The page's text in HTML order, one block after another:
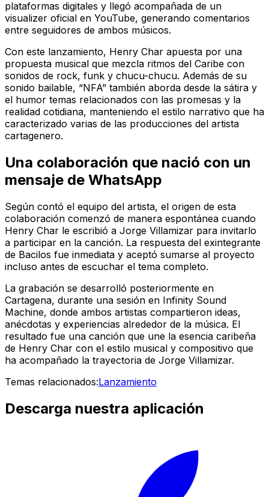
plataformas digitales y llegó acompañada de un
visualizer oficial en YouTube, generando comentarios
entre seguidores de ambos músicos.
Con este lanzamiento, Henry Char apuesta por una
propuesta musical que mezcla ritmos del Caribe con
sonidos de rock, funk y chucu-chucu. Además de su
sonido bailable, “NFA” también aborda desde la sátira y
el humor temas relacionados con las promesas y la
realidad cotidiana, manteniendo el estilo narrativo que ha
caracterizado varias de las producciones del artista
cartagenero.
Una colaboración que nació con un
mensaje de WhatsApp
Según contó el equipo del artista, el origen de esta
colaboración comenzó de manera espontánea cuando
Henry Char le escribió a Jorge Villamizar para invitarlo
a participar en la canción. La respuesta del exintegrante
de Bacilos fue inmediata y aceptó sumarse al proyecto
incluso antes de escuchar el tema completo.
La grabación se desarrolló posteriormente en
Cartagena, durante una sesión en Infinity Sound
Machine, donde ambos artistas compartieron ideas,
anécdotas y experiencias alrededor de la música. El
resultado fue una canción que une la esencia caribeña
de Henry Char con el estilo musical y compositivo que
ha acompañado la trayectoria de Jorge Villamizar.
Temas relacionados:Lanzamiento
Descarga nuestra aplicación